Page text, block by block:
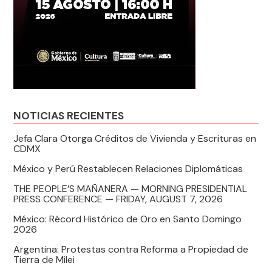
NOTICIAS RECIENTES
Jefa Clara Otorga Créditos de Vivienda y Escrituras en
CDMX
México y Perú Restablecen Relaciones Diplomáticas
THE PEOPLE’S MAÑANERA — MORNING PRESIDENTIAL
PRESS CONFERENCE — FRIDAY, AUGUST 7, 2026
México: Récord Histórico de Oro en Santo Domingo
2026
Argentina: Protestas contra Reforma a Propiedad de
Tierra de Milei